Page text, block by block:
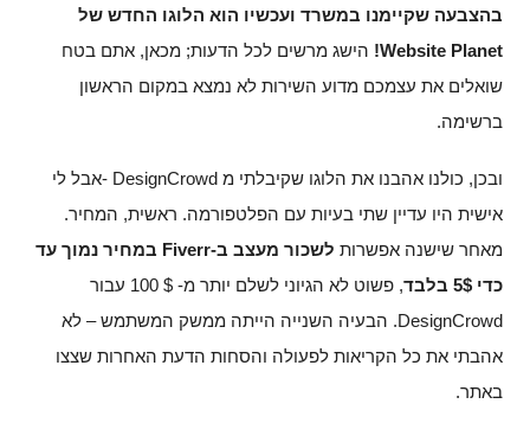
בהצבעה שקיימנו במשרד ועכשיו הוא הלוגו החדש של
Website Planet! הישג מרשים לכל הדעות; מכאן, אתם בטח
שואלים את עצמכם מדוע השירות לא נמצא במקום הראשון
ברשימה.
ובכן, כולנו אהבנו את הלוגו שקיבלתי מ DesignCrowd -אבל לי
אישית היו עדיין שתי בעיות עם הפלטפורמה. ראשית, המחיר.
מאחר שישנה אפשרות לשכור מעצב ב-Fiverr במחיר נמוך עד
כדי 5$ בלבד
, פשוט לא הגיוני לשלם יותר מ- $ 100 עבור
DesignCrowd. הבעיה השנייה הייתה ממשק המשתמש – לא
אהבתי את כל הקריאות לפעולה והסחות הדעת האחרות שצצו
באתר.